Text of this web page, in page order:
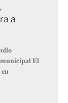
a
𝐄𝐥